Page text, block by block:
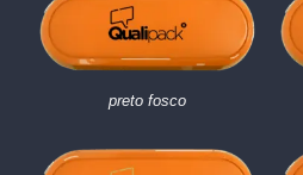
preto fosco